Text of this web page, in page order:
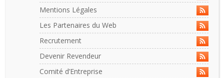
Mentions Légales
Les Partenaires du Web
Recrutement
Devenir Revendeur
Comité d’Entreprise